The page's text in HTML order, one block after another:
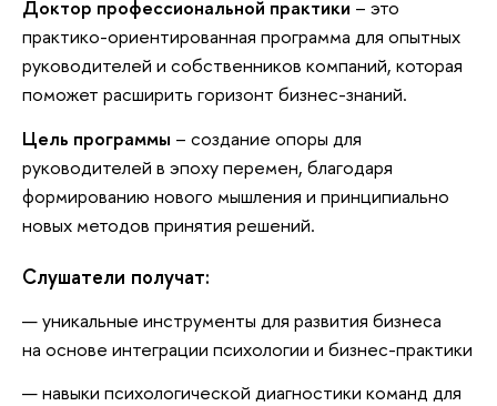
Доктор профессиональной практики – это
практико-ориентированная программа для опытных
руководителей и собственников компаний, которая
поможет расширить горизонт бизнес-знаний.
Цель программы – создание опоры для
руководителей в эпоху перемен, благодаря
формированию нового мышления и принципиально
новых методов принятия решений.
Слушатели получат:
уникальные инструменты для развития бизнеса
на основе интеграции психологии и бизнес-практики
навыки психологической диагностики команд для